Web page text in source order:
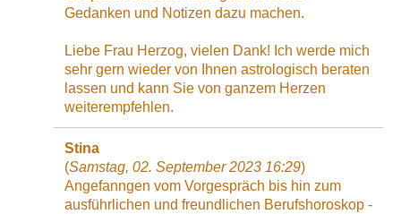
Gedanken und Notizen dazu machen.
Liebe Frau Herzog, vielen Dank! Ich werde mich
sehr gern wieder von Ihnen astrologisch beraten
lassen und kann Sie von ganzem Herzen
weiterempfehlen.
Stina
(Samstag, 02. September 2023 16:29)
Angefanngen vom Vorgespräch bis hin zum
ausführlichen und freundlichen Berufshoroskop -